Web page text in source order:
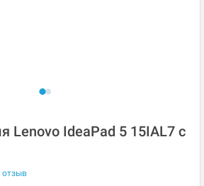
Lenovo IdeaPad 5 15IAL7 с
отзыв